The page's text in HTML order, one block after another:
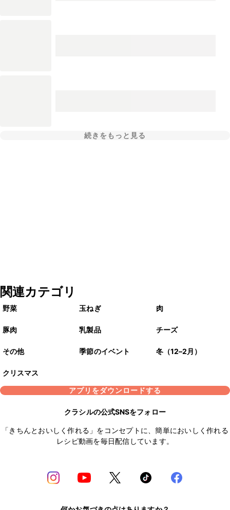
続きをもっと見る
関連カテゴリ
野菜 玉ねぎ 肉
豚肉 乳製品 チーズ
その他 季節のイベント 冬（12–2月）
クリスマス
アプリをダウンロードする
クラシルの公式SNSをフォロー
「きちんとおいしく作れる」をコンセプトに、簡単においしく作れる
レシピ動画を毎日配信しています。